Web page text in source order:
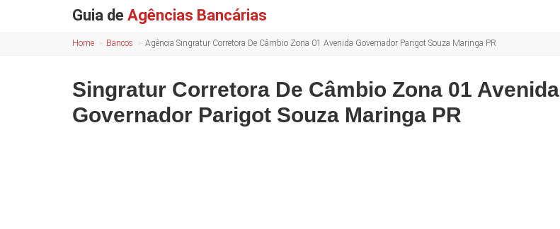
Guia de Agências Bancárias
Home Bancos Agência Singratur Corretora De Câmbio Zona 01 Avenida Governador Parigot Souza Maringa PR
Singratur Corretora De Câmbio Zona 01 Avenida
Governador Parigot Souza Maringa PR